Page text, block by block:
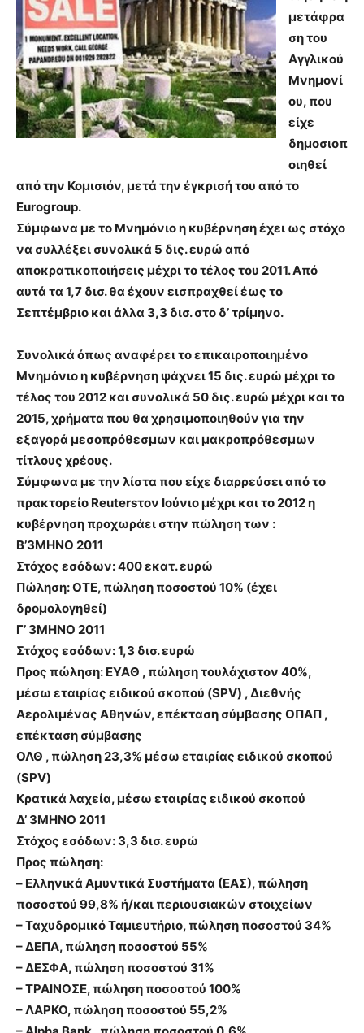
μετάφρα
ση του
Αγγλικού
Μνημονί
ου, που
είχε
δημοσιοπ
οιηθεί
από την Κομισιόν, μετά την έγκρισή του από το
Eurogroup.
Σύμφωνα με το Μνημόνιο η κυβέρνηση έχει ως στόχο
να συλλέξει συνολικά 5 δις. ευρώ από
αποκρατικοποιήσεις μέχρι το τέλος του 2011. Από
αυτά τα 1,7 δισ. θα έχουν εισπραχθεί έως το
Σεπτέμβριο και άλλα 3,3 δισ. στο δ’ τρίμηνο.
Συνολικά όπως αναφέρει το επικαιροποιημένο
Μνημόνιο η κυβέρνηση ψάχνει 15 δις. ευρώ μέχρι το
τέλος του 2012 και συνολικά 50 δις. ευρώ μέχρι και το
2015, χρήματα που θα χρησιμοποιηθούν για την
εξαγορά μεσοπρόθεσμων και μακροπρόθεσμων
τίτλους χρέους.
Σύμφωνα με την λίστα που είχε διαρρεύσει από το
πρακτορείο Reutersτον Ιούνιο μέχρι και το 2012 η
κυβέρνηση προχωράει στην πώληση των :
Β’3ΜΗΝΟ 2011
Στόχος εσόδων: 400 εκατ. ευρώ
Πώληση: OTE, πώληση ποσοστού 10% (έχει
δρομολογηθεί)
Γ’ 3ΜΗΝΟ 2011
Στόχος εσόδων: 1,3 δισ. ευρώ
Προς πώληση: EYAΘ , πώληση τουλάχιστον 40%,
μέσω εταιρίας ειδικού σκοπού (SPV) , Διεθνής
Αερολιμένας Αθηνών, επέκταση σύμβασης ΟΠΑΠ ,
επέκταση σύμβασης
ΟΛΘ , πώληση 23,3% μέσω εταιρίας ειδικού σκοπού
(SPV)
Κρατικά λαχεία, μέσω εταιρίας ειδικού σκοπού
Δ’ 3ΜΗΝΟ 2011
Στόχος εσόδων: 3,3 δισ. ευρώ
Προς πώληση:
– Eλληνικά Αμυντικά Συστήματα (ΕΑΣ), πώληση
ποσοστού 99,8% ή/και περιουσιακών στοιχείων
– Ταχυδρομικό Ταμιευτήριο, πώληση ποσοστού 34%
– ΔΕΠΑ, πώληση ποσοστού 55%
– ΔΕΣΦΑ, πώληση ποσοστού 31%
– ΤΡΑΙΝΟΣΕ, πώληση ποσοστού 100%
– ΛΑΡΚΟ, πώληση ποσοστού 55,2%